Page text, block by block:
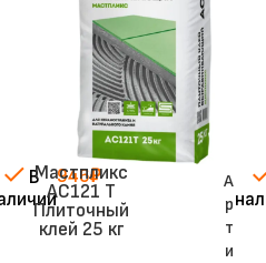
В
946₽
Мастпликс
АС121 Т
Плиточный
клей 25 кг
А
р
т
и